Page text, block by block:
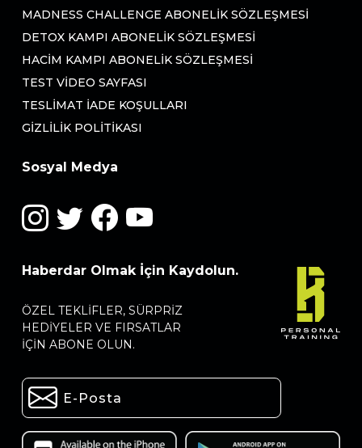
MADNESS CHALLENGE ABONELIK SÖZLEŞMESI
DETOX KAMPI ABONELIK SÖZLEŞMESI
HACIM KAMPI ABONELIK SÖZLEŞMESI
TEST VIDEO SAYFASI
TESLIMAT İADE KOŞULLARI
GIZLILIK POLITIKASI
Sosyal Medya
Haberdar Olmak İçin Kaydolun.
ÖZEL TEKLIFLER, SÜRPRIZ
HEDIYELER VE FIRSATLAR
IÇIN ABONE OLUN.